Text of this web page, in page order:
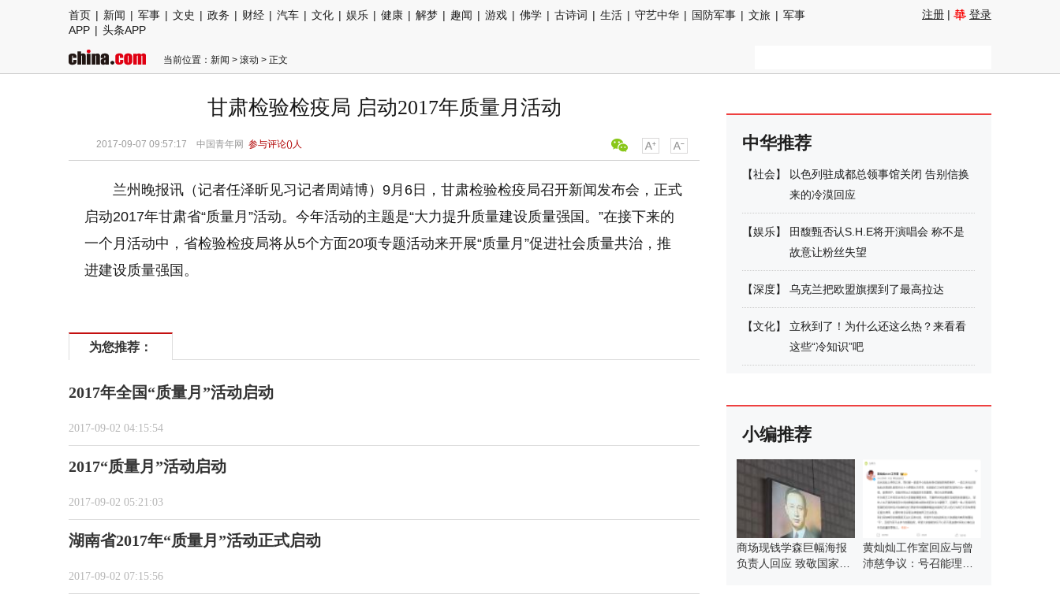
首页 | 新闻 | 军事 | 文史 | 政务 | 财经 | 汽车 | 文化 | 娱乐 | 健康 | 解梦 | 趣闻 | 游戏 | 佛学 | 古诗词 | 生活 | 守艺中华 | 国防军事 | 文旅 | 军事
APP | 头条APP
注册 | 登录
当前位置： 新闻 > 滚动 > 正文
甘肃检验检疫局 启动2017年质量月活动
2017-09-07 09:57:17 中国青年网 参与评论()人
兰州晚报讯（记者任泽昕见习记者周靖博）9月6日，甘肃检验检疫局召开新闻发布会，正式
启动2017年甘肃省“质量月”活动。今年活动的主题是“大力提升质量建设质量强国。”在接下来的
一个月活动中，省检验检疫局将从5个方面20项专题活动来开展“质量月”促进社会质量共治，推
进建设质量强国。
为您推荐：
2017年全国“质量月”活动启动
2017-09-02 04:15:54
2017“质量月”活动启动
2017-09-02 05:21:03
湖南省2017年“质量月”活动正式启动
2017-09-02 07:15:56
中华推荐
【社会】
以色列驻成都总领事馆关闭 告别信换
来的冷漠回应
【娱乐】
田馥甄否认S.H.E将开演唱会 称不是
故意让粉丝失望
【深度】 乌克兰把欧盟旗摆到了最高拉达
【文化】
立秋到了！为什么还这么热？来看看
这些“冷知识”吧
小编推荐
商场现钱学森巨幅海报
负责人回应 致敬国家脊
黄灿灿工作室回应与曾
沛慈争议：号召能理智